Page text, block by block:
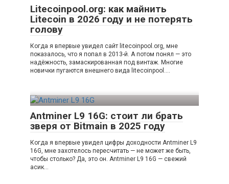
Litecoinpool.org: как майнить
Litecoin в 2026 году и не потерять
голову
Когда я впервые увидел сайт litecoinpool.org, мне
показалось, что я попал в 2013-й. А потом понял — это
надёжность, замаскированная под винтаж. Многие
новички пугаются внешнего вида litecoinpool….
Antminer L9 16G: стоит ли брать
зверя от Bitmain в 2025 году
Когда я впервые увидел цифры доходности Antminer L9
16G, мне захотелось пересчитать — не может же быть,
чтобы столько? Да, это он. Antminer L9 16G — свежий
асик…